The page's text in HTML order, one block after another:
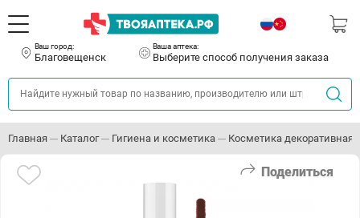
Ваш город:
Благовещенск
Ваша аптека:
Выберите способ получения заказа
Главная Каталог Гигиена и косметика Косметика декоративная
Поделиться